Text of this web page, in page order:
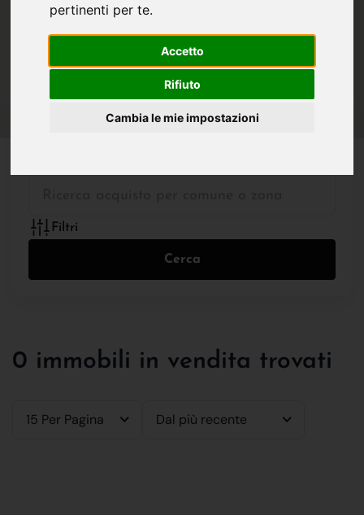
pertinenti per te.
Accetto
Rifiuto
Cambia le mie impostazioni
Filtri
Cerca
0 immobili in vendita trovati
15 Per Pagina Dal più recente